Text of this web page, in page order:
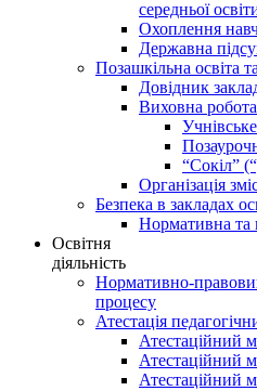
середньої
Охоплення
Державна
Позашкільна освіта
Довідник
Виховна робота
“Сокіл”
Організація
Безпека в закладах
Нормативна та
Освітня
діяльність
Нормативно-
процесу
Атестація
Атестаційний
Атестаційний
Атестаційний